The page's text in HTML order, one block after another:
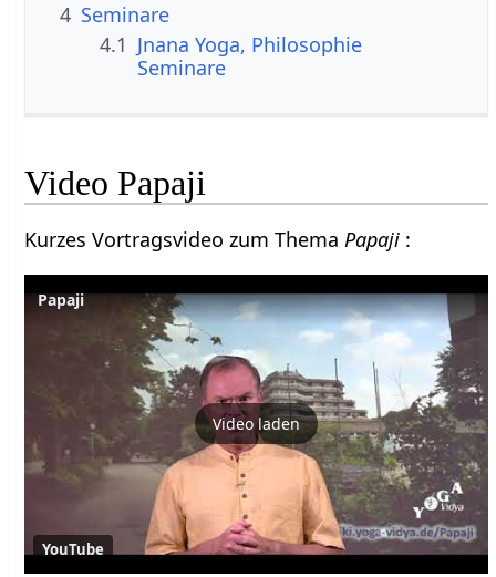
4 Seminare
4.1 Jnana Yoga, Philosophie
Seminare
Video Papaji
Kurzes Vortragsvideo zum ThemaPapaji :
Papaji
Video laden
YouTube